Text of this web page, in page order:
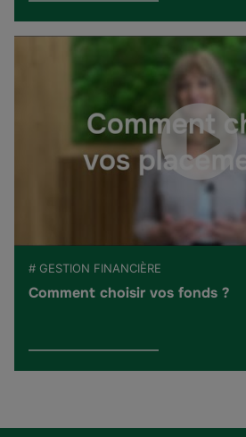
# GESTION FINANCIÈRE
Comment choisir vos fonds ?